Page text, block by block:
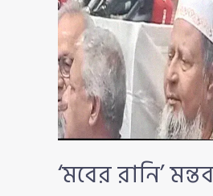
‘মবের রানি’